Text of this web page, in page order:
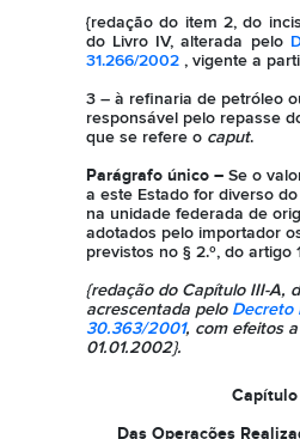
{redação do item 2, do
do Livro IV, alterada pelo
31.266/2002 , vigente a
3 – à refinaria de petróleo
responsável pelo repasse
que se refere o caput.
Parágrafo único – Se o
a este Estado for diverso
na unidade federada de
adotados pelo importador
previstos no § 2.º, do artigo
{redação do Capítulo III-A,
acrescentada pelo Decreto
30.363/2001, com efeitos
01.01.2002}.
Capítulo
Das Operações